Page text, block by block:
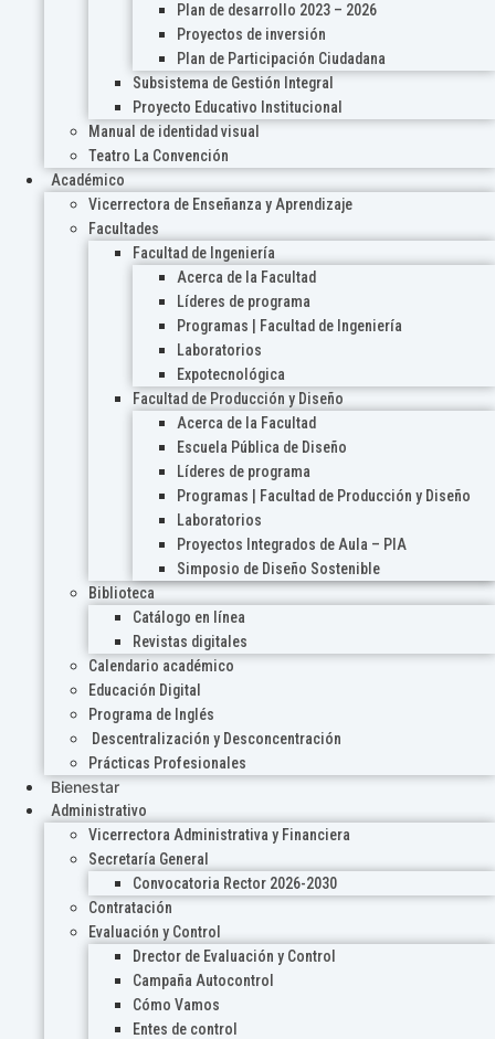
Plan de desarrollo 2023 – 2026
Proyectos de inversión
Plan de Participación Ciudadana
Subsistema de Gestión Integral
Proyecto Educativo Institucional
Manual de identidad visual
Teatro La Convención
Académico
Vicerrectora de Enseñanza y Aprendizaje
Facultades
Facultad de Ingeniería
Acerca de la Facultad
Líderes de programa
Programas | Facultad de Ingeniería
Laboratorios
Expotecnológica
Facultad de Producción y Diseño
Acerca de la Facultad
Escuela Pública de Diseño
Líderes de programa
Programas | Facultad de Producción y Diseño
Laboratorios
Proyectos Integrados de Aula – PIA
Simposio de Diseño Sostenible
Biblioteca
Catálogo en línea
Revistas digitales
Calendario académico
Educación Digital
Programa de Inglés
Descentralización y Desconcentración
Prácticas Profesionales
Bienestar
Administrativo
Vicerrectora Administrativa y Financiera
Secretaría General
Convocatoria Rector 2026-2030
Contratación
Evaluación y Control
Drector de Evaluación y Control
Campaña Autocontrol
Cómo Vamos
Entes de control